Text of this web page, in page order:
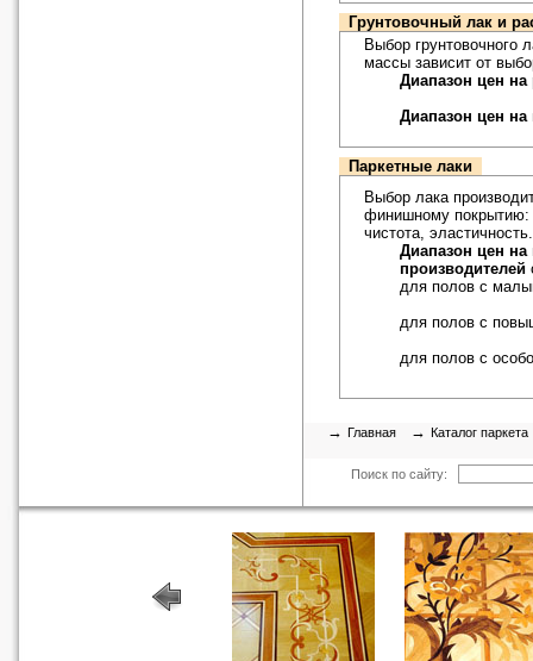
Грунтовочный лак и
Выбор грунтовочного
массы зависит от
Диапазон цен
Диапазон цен на
Паркетные лаки
Выбор лака
финишному покрытию:
чистота,
Диапазон цен
производителей
для полов с
для полов с
для полов с
→ Главная → Каталог паркета
Поиск по сайту: